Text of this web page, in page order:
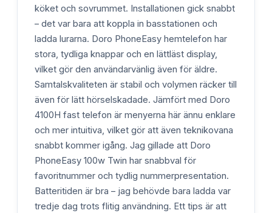
köket och sovrummet. Installationen gick snabbt
– det var bara att koppla in basstationen och
ladda lurarna. Doro PhoneEasy hemtelefon har
stora, tydliga knappar och en lättläst display,
vilket gör den användarvänlig även för äldre.
Samtalskvaliteten är stabil och volymen räcker till
även för lätt hörselskadade. Jämfört med Doro
4100H fast telefon är menyerna här ännu enklare
och mer intuitiva, vilket gör att även teknikovana
snabbt kommer igång. Jag gillade att Doro
PhoneEasy 100w Twin har snabbval för
favoritnummer och tydlig nummerpresentation.
Batteritiden är bra – jag behövde bara ladda var
tredje dag trots flitig användning. Ett tips är att